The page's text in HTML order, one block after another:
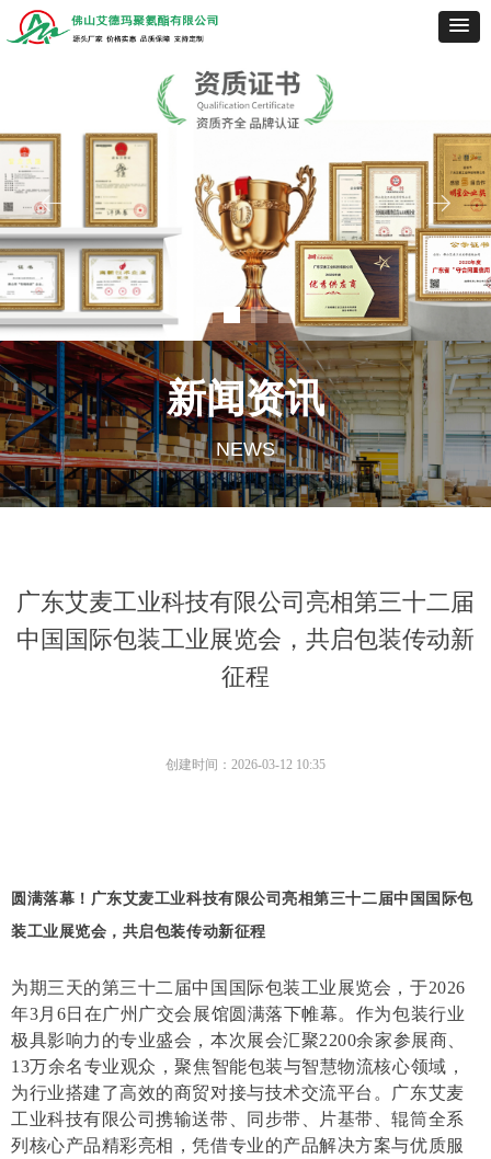
ꂃ ꁹ
广东艾麦工业科技有限公司亮相第三十二届
中国国际包装工业展览会，共启包装传动新
征程
圆满落幕！广东艾麦工业科技有限公司亮相第三十二届中国国际包
装工业展览会，共启包装传动新征程
为期三天的第三十二届中国国际包装工业展览会，于2026
年3月6日在广州广交会展馆圆满落下帷幕。作为包装行业
极具影响力的专业盛会，本次展会汇聚2200余家参展商、
13万余名专业观众，聚焦智能包装与智慧物流核心领域，
为行业搭建了高效的商贸对接与技术交流平台。广东艾麦
工业科技有限公司携输送带、同步带、片基带、辊筒全系
列核心产品精彩亮相，凭借专业的产品解决方案与优质服
创建时间： 2026-03-12 10:35
新闻资讯
NEWS